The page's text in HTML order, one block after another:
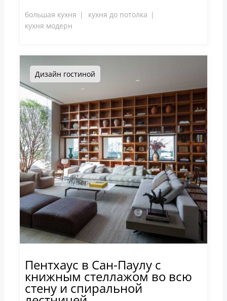
большая кухня
кухня до потолка
кухня модерн
Дизайн гостиной
Пентхаус в Сан-Паулу с
книжным стеллажом во всю
стену и спиральной